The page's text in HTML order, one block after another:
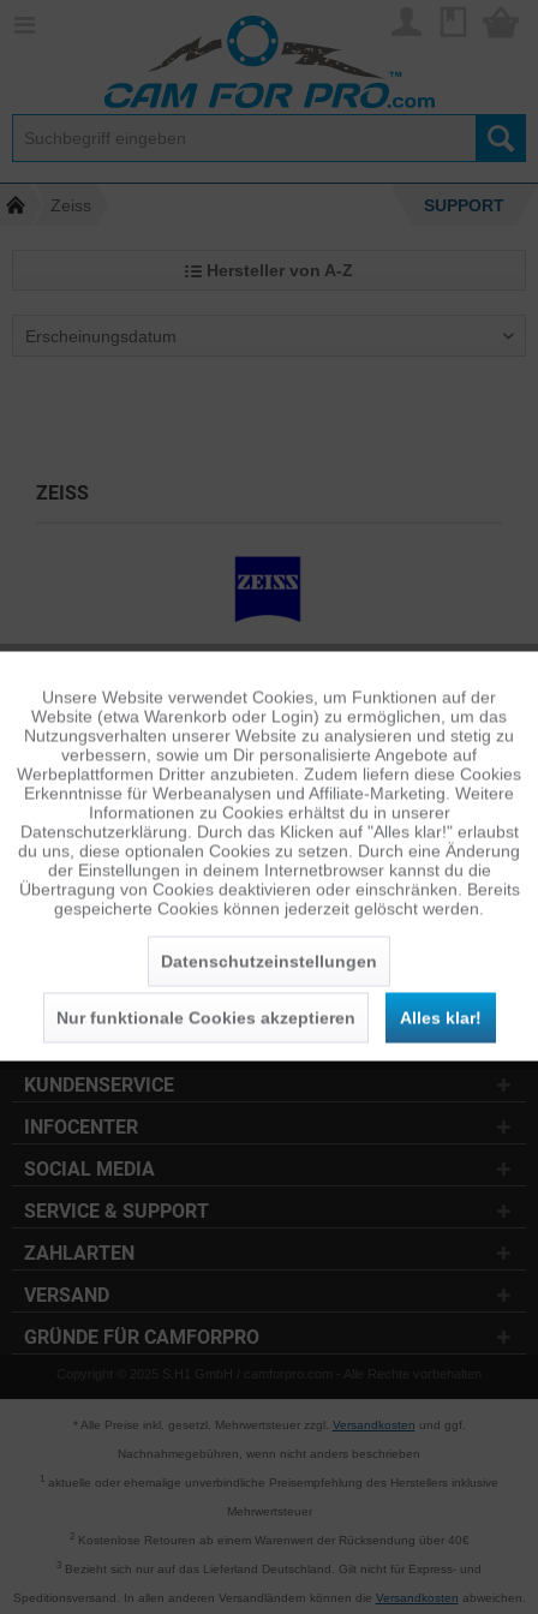
Zeiss SUPPORT
Hersteller von A-Z
ZEISS
NEWSLETTER
Jetzt anmelden und 10 € Gutschein sichern
habe ich zur Kenntnis
genommen.
KUNDENSERVICE
INFOCENTER
SOCIAL MEDIA
SERVICE & SUPPORT
ZAHLARTEN
VERSAND
GRÜNDE FÜR CAMFORPRO
Copyright © 2025 S.H1 GmbH / camforpro.com - Alle Rechte vorbehalten
* Alle Preise inkl. gesetzl. Mehrwertsteuer zzgl. Versandkosten und ggf.
Nachnahmegebühren, wenn nicht anders beschrieben
1 aktuelle oder ehemalige unverbindliche Preisempfehlung des Herstellers inklusive
Mehrwertsteuer
2Kostenlose Retouren ab einem Warenwert der Rücksendung über 40€
3 Bezieht sich nur auf das Lieferland Deutschland. Gilt nicht für Express- und
Speditionsversand. In allen anderen Versandländern können die Versandkosten abweichen.
Funktionale Aktiv
Tracking Inaktiv
Personalisierung Inaktiv
Service Inaktiv
Unsere Website verwendet Cookies, um Funktionen auf der
Website (etwa Warenkorb oder Login) zu ermöglichen, um das
Nutzungsverhalten unserer Website zu analysieren und stetig zu
verbessern, sowie um Dir personalisierte Angebote auf
Werbeplattformen Dritter anzubieten. Zudem liefern diese Cookies
Erkenntnisse für Werbeanalysen und Affiliate-Marketing. Weitere
Informationen zu Cookies erhältst du in unserer
Datenschutzerklärung. Durch das Klicken auf "Alles klar!" erlaubst
du uns, diese optionalen Cookies zu setzen. Durch eine Änderung
der Einstellungen in deinem Internetbrowser kannst du die
Übertragung von Cookies deaktivieren oder einschränken. Bereits
gespeicherte Cookies können jederzeit gelöscht werden.
Datenschutzeinstellungen
Nur funktionale Cookies akzeptieren Alles klar!